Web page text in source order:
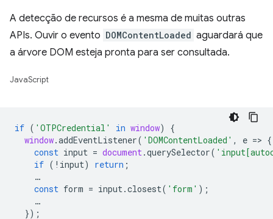
A detecção de recursos é a mesma de muitas outras
APIs. Ouvir o evento DOMContentLoaded aguardará que
a árvore DOM esteja pronta para ser consultada.
JavaScript
if ( 'OTPCredential' in window)
{
window.addEventListener( 'DOMContentLoaded' , e => {
const input = document.querySelector(
if ( ! input) return ;
…
const form = input.closest( 'form' );
…
});